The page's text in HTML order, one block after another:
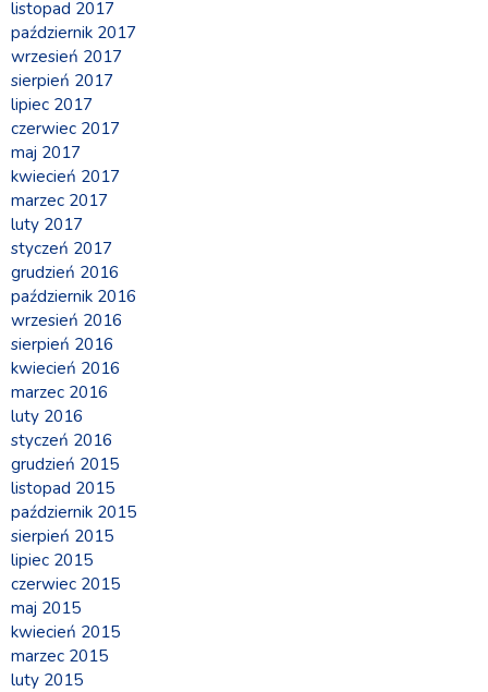
listopad 2017
październik 2017
wrzesień 2017
sierpień 2017
lipiec 2017
czerwiec 2017
maj 2017
kwiecień 2017
marzec 2017
luty 2017
styczeń 2017
grudzień 2016
październik 2016
wrzesień 2016
sierpień 2016
kwiecień 2016
marzec 2016
luty 2016
styczeń 2016
grudzień 2015
listopad 2015
październik 2015
sierpień 2015
lipiec 2015
czerwiec 2015
maj 2015
kwiecień 2015
marzec 2015
luty 2015